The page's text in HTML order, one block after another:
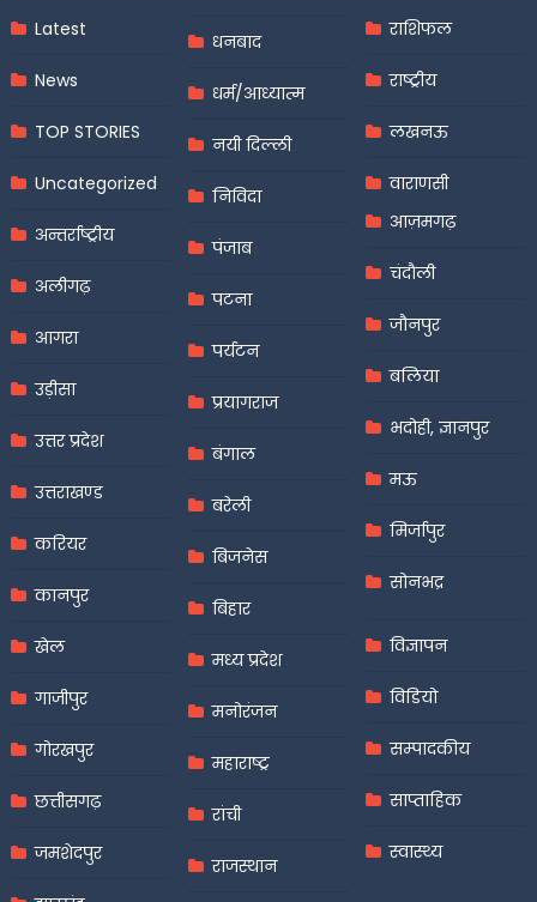
Latest
News
TOP STORIES
Uncategorized
अन्तर्राष्ट्रीय
अलीगढ़
आगरा
उड़ीसा
उत्तर प्रदेश
उत्तराखण्ड
करियर
कानपुर
खेल
गाजीपुर
गोरखपुर
छत्तीसगढ़
जमशेदपुर
धनबाद
धर्म/आध्यात्म
नयी दिल्ली
निविदा
पंजाब
पटना
पर्यटन
प्रयागराज
बंगाल
बरेली
बिजनेस
बिहार
मध्य प्रदेश
मनोरंजन
महाराष्ट्र
रांची
राजस्थान
राशिफल
राष्ट्रीय
लखनऊ
वाराणसी
आज़मगढ़
चंदौली
जौनपुर
बलिया
भदोही, ज्ञानपुर
मऊ
मिर्जापुर
सोनभद्र
विज्ञापन
विडियो
सम्पादकीय
साप्ताहिक
स्वास्थ्य